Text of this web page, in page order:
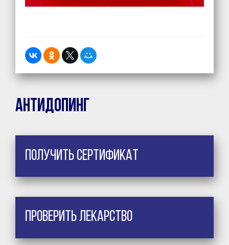
Антидопинг
Получить сертификат
Проверить лекарство